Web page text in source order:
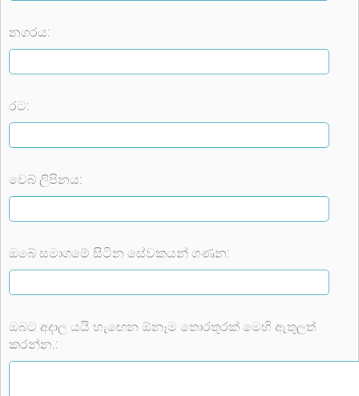
නගරය:
රට:
වෙබ් ලිපිනය:
ඔබේ සමාගමේ සිටින සේවකයන් ගණන:
ඔබට අදාල යයි හැඟෙන ඕනෑම තොරතුරක් මෙහි ඇතුලත්
කරන්න.: